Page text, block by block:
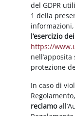
del GDPR
1 della
l’esercizio
https://
protezione
In caso di
reclamo